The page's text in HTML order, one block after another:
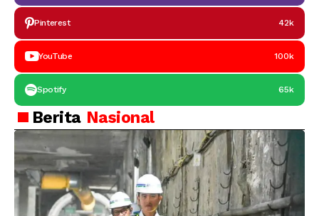
Pinterest 42k
YouTube 100k
Spotify 65k
Berita Nasional